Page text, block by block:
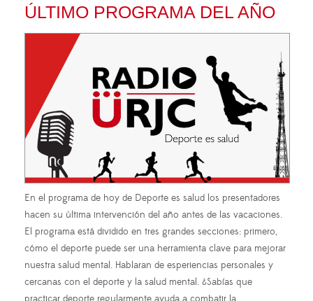
ÚLTIMO PROGRAMA DEL AÑO
En el programa de hoy de Deporte es salud los presentadores
hacen su última intervención del año antes de las vacaciones.
El programa está dividido en tres grandes secciones: primero,
cómo el deporte puede ser una herramienta clave para mejorar
nuestra salud mental. Hablaran de esperiencias personales y
cercanas con el deporte y la salud mental. ¿Sabías que